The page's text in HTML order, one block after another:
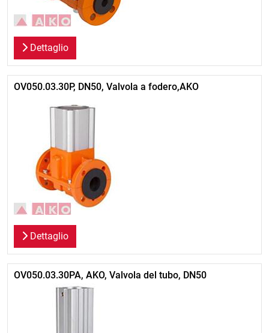
Dettaglio
OV050.03.30P, DN50, Valvola a fodero,AKO
Dettaglio
OV050.03.30PA, AKO, Valvola del tubo, DN50